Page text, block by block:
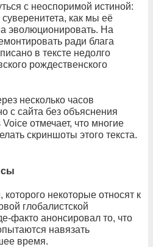
с неоспоримой истиной:
как мы её
эволюционировать. На
ради блага
в тексте недолго
рождественского
несколько часов
с сайта без объяснения
отмечает, что многие
скриншоты этого текста.
некоторые относят к
глобалистской
факто анонсировал то, что
навязать
время.